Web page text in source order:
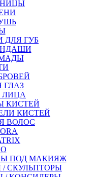
ДЛЯ ГУБ
ГЛАЗ
ЛИЦА
КИСТЕЙ
КИСТЕЙ
ВОЛОС
ПОД МАКИЯЖ
/ СКУЛЬПТОРЫ